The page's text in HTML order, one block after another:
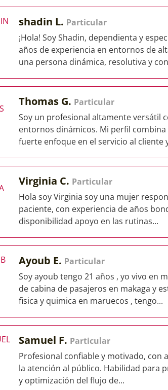
shadin L. Particular
¡Hola! Soy Shadin, dependienta y
años de experiencia en entornos de
una persona dinámica, resolutiva y
Thomas G. Particular
Soy un profesional altamente versátil
entornos dinámicos. Mi perfil
fuerte enfoque en el servicio al cliente
Virginia C. Particular
Hola soy Virginia soy una mujer
paciente, con experiencia de años
disponibilidad apoyo en las rutinas...
Ayoub E. Particular
Soy ayoub tengo 21 años , yo vivo en
de cabina de pasajeros en makaga y
fisica y quimica en maruecos , tengo...
Samuel F. Particular
Profesional confiable y motivado, con
la atención al público. Habilidad para
y optimización del flujo de...